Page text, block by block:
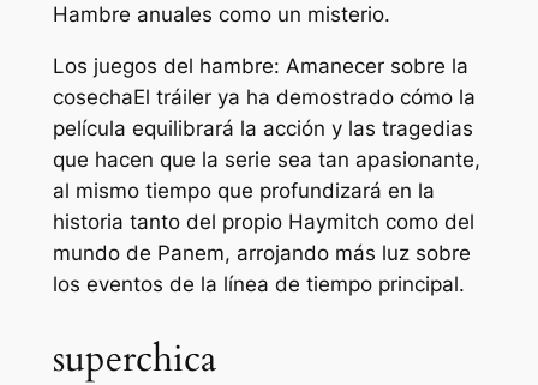
Hambre anuales como un misterio.
Los juegos del hambre: Amanecer sobre la
cosechaEl tráiler ya ha demostrado cómo la
película equilibrará la acción y las tragedias
que hacen que la serie sea tan apasionante,
al mismo tiempo que profundizará en la
historia tanto del propio Haymitch como del
mundo de Panem, arrojando más luz sobre
los eventos de la línea de tiempo principal.
superchica